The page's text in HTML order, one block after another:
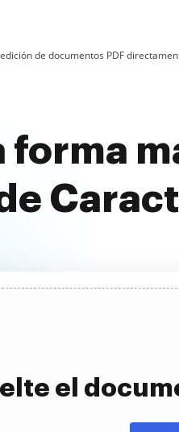
de documentos PDF
forma
el